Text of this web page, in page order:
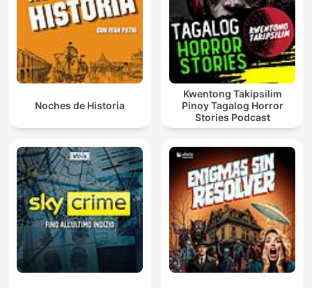
Noches de Historia
Kwentong Takipsilim
Pinoy Tagalog Horror
Stories Podcast